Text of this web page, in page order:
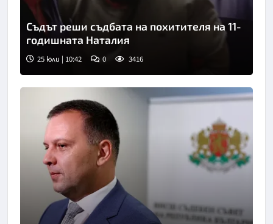
Съдът реши съдбата на похитителя на 11-
годишната Наталия
25 юли | 10:42 0 3416